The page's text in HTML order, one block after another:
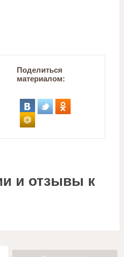
Поделиться
материалом:
и отзывы к